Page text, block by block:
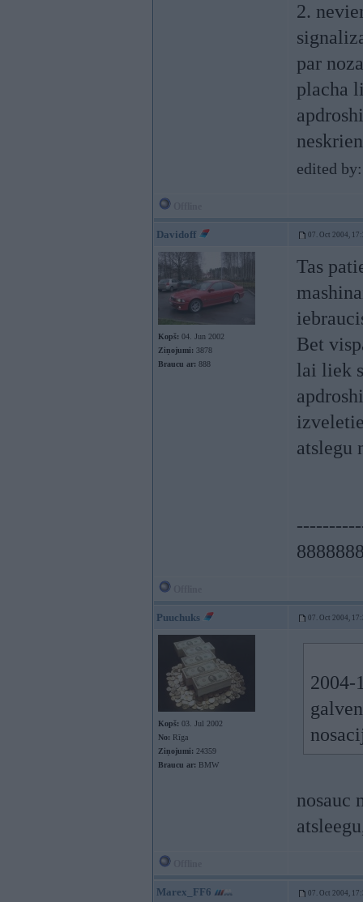
2.
par
placha
edited
Davidoff 07. Oct 2004,
Kopš: 04. Jun 2002
Ziņojumi: 3878
Braucu ar: 888
Tas
Bet
lai liek
atslegu
Puuchuks 07. Oct 2004,
Kopš: 03. Jul 2002
No: Rīga
Ziņojumi: 24359
Braucu ar: BMW
2004-
nosauc
Marex_FF6 07. Oct 2004,